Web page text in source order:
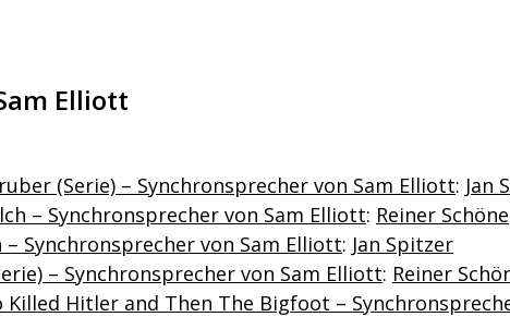
Elliott
(Serie) – Synchronsprecher von Sam Elliott: Jan
– Synchronsprecher von Sam Elliott: Reiner Schöne
– Synchronsprecher von Sam Elliott: Jan Spitzer
– Synchronsprecher von Sam Elliott: Reiner
Killed Hitler and Then The Bigfoot –